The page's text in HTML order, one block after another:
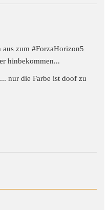
aus zum#ForzaHorizon5
hinbekommen...
nur die Farbe ist doof zu